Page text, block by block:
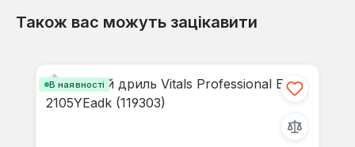
Відгуків не знайдено. Поділіться
Також вас можуть зацікавити
В наявності